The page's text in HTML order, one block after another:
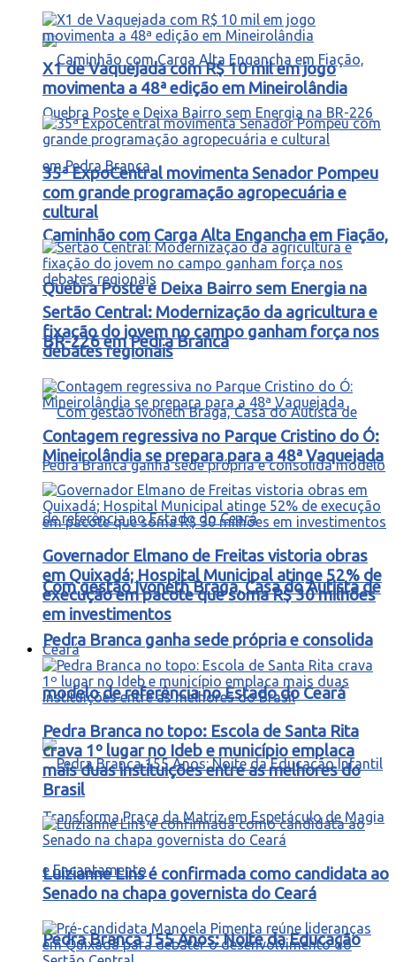
Caminhão com Carga Alta Engancha em Fiação,
Quebra Poste e Deixa Bairro sem Energia na
BR-226 em Pedra Branca
Com gestão Ivoneth Braga, Casa do Autista de
Pedra Branca ganha sede própria e consolida
modelo de referência no Estado do Ceará
Pedra Branca 155 Anos: Noite da Educação
X1 de Vaquejada com R$ 10 mil em jogo
movimenta a 48ª edição em Mineirolândia
35ª ExpoCentral movimenta Senador Pompeu
com grande programação agropecuária e
cultural
Sertão Central: Modernização da agricultura e
fixação do jovem no campo ganham força nos
debates regionais
Contagem regressiva no Parque Cristino do Ó:
Mineirolândia se prepara para a 48ª Vaquejada
Governador Elmano de Freitas vistoria obras
em Quixadá; Hospital Municipal atinge 52% de
execução em pacote que soma R$ 30 milhões
em investimentos
Ceará
Pedra Branca no topo: Escola de Santa Rita
crava 1º lugar no Ideb e município emplaca
mais duas instituições entre as melhores do
Brasil
Luizianne Lins é confirmada como candidata ao
Senado na chapa governista do Ceará